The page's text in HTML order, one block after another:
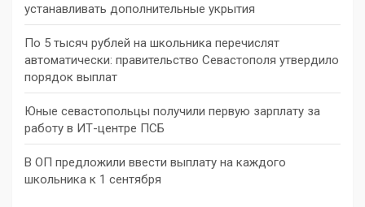
устанавливать дополнительные укрытия
По 5 тысяч рублей на школьника перечислят
автоматически: правительство Севастополя утвердило
порядок выплат
Юные севастопольцы получили первую зарплату за
работу в ИТ-центре ПСБ
В ОП предложили ввести выплату на каждого
школьника к 1 сентября